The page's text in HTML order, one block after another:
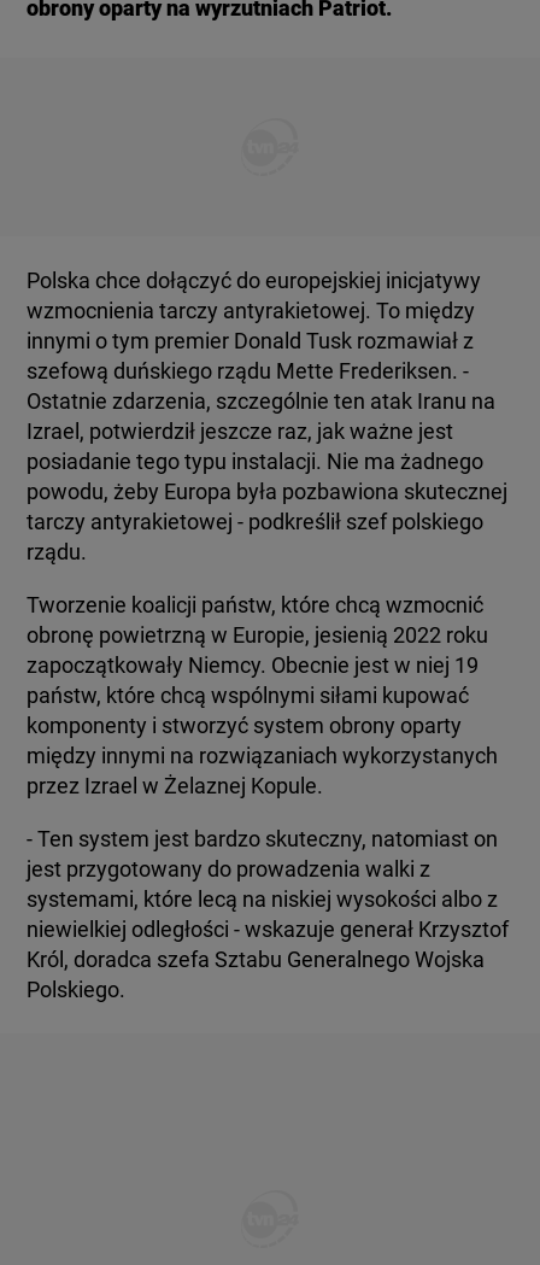
obrony oparty na wyrzutniach Patriot.
Polska chce dołączyć do europejskiej inicjatywy
wzmocnienia tarczy antyrakietowej. To między
innymi o tym premier Donald Tusk rozmawiał z
szefową duńskiego rządu Mette Frederiksen. -
Ostatnie zdarzenia, szczególnie ten atak Iranu na
Izrael, potwierdził jeszcze raz, jak ważne jest
posiadanie tego typu instalacji. Nie ma żadnego
powodu, żeby Europa była pozbawiona skutecznej
tarczy antyrakietowej - podkreślił szef polskiego
rządu.
Tworzenie koalicji państw, które chcą wzmocnić
obronę powietrzną w Europie, jesienią 2022 roku
zapoczątkowały Niemcy. Obecnie jest w niej 19
państw, które chcą wspólnymi siłami kupować
komponenty i stworzyć system obrony oparty
między innymi na rozwiązaniach wykorzystanych
przez Izrael w Żelaznej Kopule.
- Ten system jest bardzo skuteczny, natomiast on
jest przygotowany do prowadzenia walki z
systemami, które lecą na niskiej wysokości albo z
niewielkiej odległości - wskazuje generał Krzysztof
Król, doradca szefa Sztabu Generalnego Wojska
Polskiego.